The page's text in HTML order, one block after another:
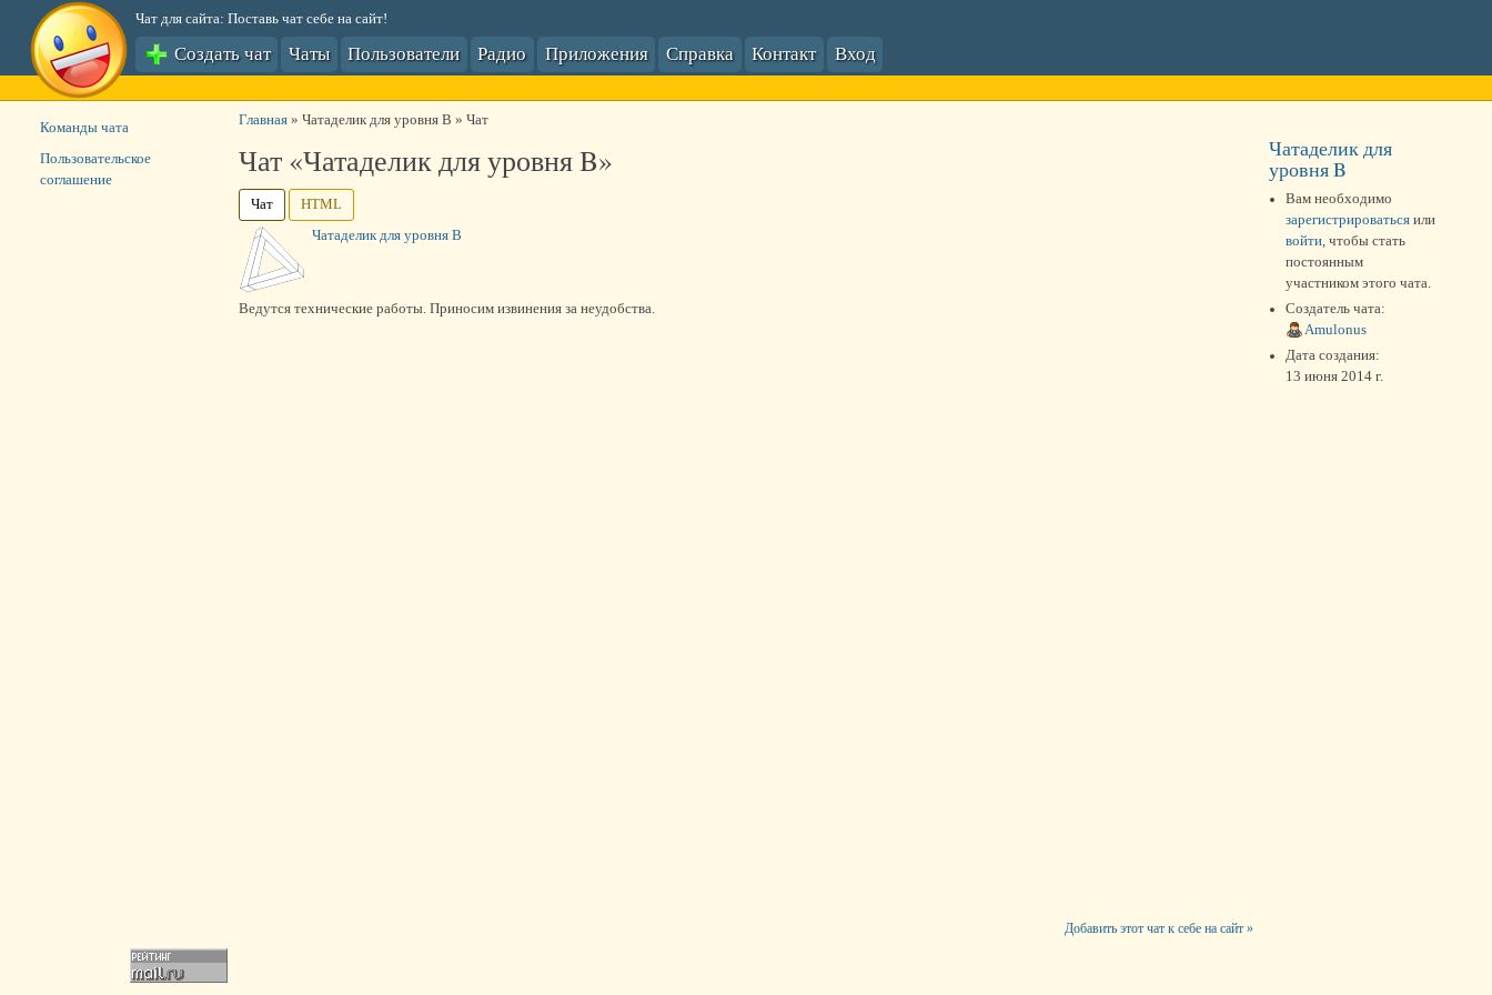
Чат для сайта: Поставь чат себе на сайт!
Создать чат Чаты Пользователи Радио Приложения Справка Контакт Вход
Главная» Чатаделик для уровня B » Чат
Чат «Чатаделик для уровня B»
Чат
HTML
Чатаделик для уровня B
Добавить этот чат к себе на сайт »
Команды чата
Пользовательское
соглашение
Чатаделик для
уровня B
Вам необходимо
зарегистрироваться или
войти, чтобы стать
постоянным
участником этого чата.
Создатель чата:
Amulonus
Дата создания:
13 июня 2014 г.